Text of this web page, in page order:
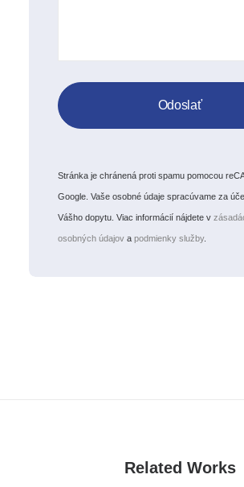
Stránka je chránená proti spamu pomocou
Google. Vaše osobné údaje spracúvame za
Vášho dopytu. Viac informácií nájdete v
osobných údajov a podmienky služby.
Related Works